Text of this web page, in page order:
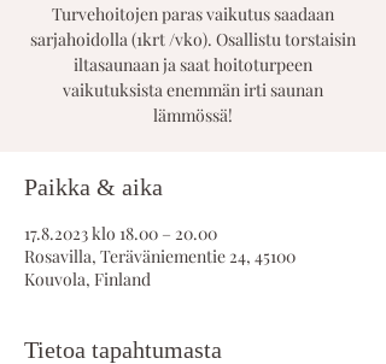
Turvehoitojen paras vaikutus saadaan
sarjahoidolla (1krt /vko). Osallistu torstaisin
iltasaunaan ja saat hoitoturpeen
vaikutuksista enemmän irti saunan
lämmössä!
Paikka & aika
17.8.2023 klo 18.00 – 20.00
Rosavilla, Teräväniementie 24, 45100
Kouvola, Finland
Tietoa tapahtumasta